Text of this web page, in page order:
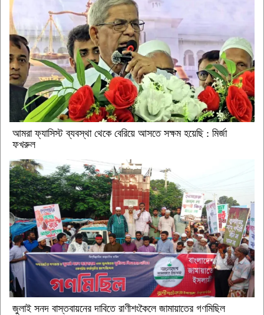
আমরা ফ্যাসিস্ট ব্যবস্থা থেকে বেরিয়ে আসতে সক্ষম হয়েছি : মির্জা
ফখরুল
জুলাই সনদ বাস্তবায়নের দাবিতে রাণীশংকৈলে জামায়াতের গণমিছিল